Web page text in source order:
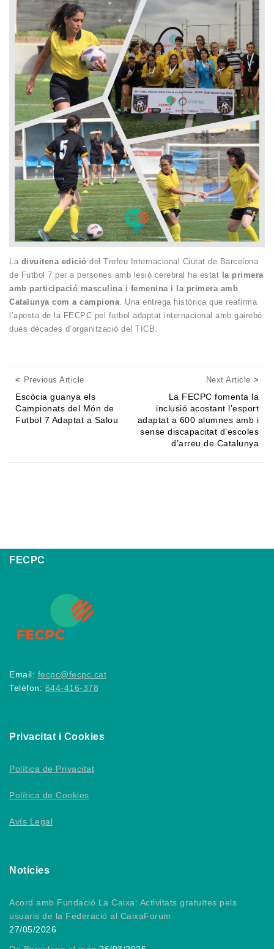
La divuitena edició del Trofeu Internacional Ciutat de Barcelona
de Futbol 7 per a persones amb lesió cerebral ha estat la primera
amb participació masculina i femenina i la primera amb
Catalunya com a campiona. Una entrega històrica que reafirma
l’aposta de la FECPC pel futbol adaptat internacional amb gairebé
dues dècades d’organització del TICB.
Posts navigation
Previous ArticlePrevious Article
Escòcia guanya els
Campionats del Món de
Futbol 7 Adaptat a Salou
Next Article
La FECPC fomenta la
inclusió acostant l’esport
adaptat a 600 alumnes amb i
sense discapacitat d’escoles
d’arreu de Catalunya
FECPC
Email: fecpc@fecpc.cat
Telèfon: 644-416-378
Privacitat i Cookies
Política de Privacitat
Política de Cookies
Avís Legal
Notícies
Acord amb Fundació La Caixa: Activitats gratuïtes pels
usuaris de la Federació al CaixaForum
27/05/2026